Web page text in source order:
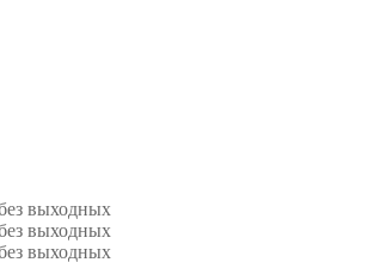
выходных
выходных
выходных